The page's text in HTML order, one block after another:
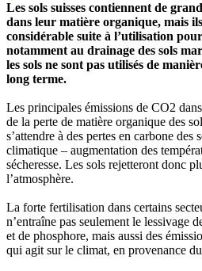
Les sols suisses contiennent de
dans leur matière organique, mais
considérable suite à l’utilisation
notamment au drainage des sols
les sols ne sont pas utilisés de
long terme.
Les principales émissions de CO2
de la perte de matière organique des
s’attendre à des pertes en carbone des
climatique – augmentation des
sécheresse. Les sols rejetteront donc
l’atmosphère.
La forte fertilisation dans certains
n’entraîne pas seulement le lessivage
et de phosphore, mais aussi des
qui agit sur le climat, en provenance